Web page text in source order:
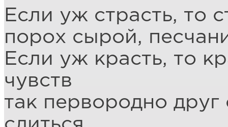
Если уж страсть, то
порох сырой,
Если уж красть, то
чувств
так первородно друг